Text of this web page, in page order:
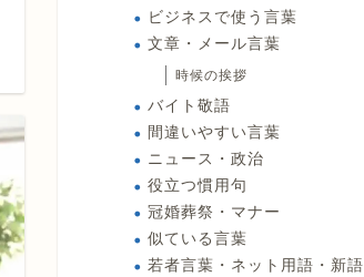
ビジネスで使う言葉
文章・メール言葉
時候の挨拶
バイト敬語
間違いやすい言葉
ニュース・政治
役立つ慣用句
冠婚葬祭・マナー
似ている言葉
若者言葉・ネット用語・新語